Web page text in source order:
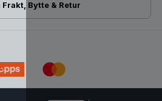
Frakt, Bytte & Retur